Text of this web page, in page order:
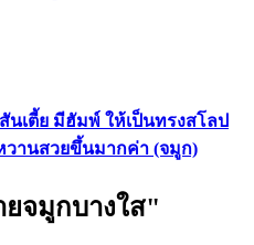
เตี้ย มีฮัมพ์ ให้เป็นทรงสโลป
านสวยขึ้นมากค่า (จมูก)
จมูกบางใส"